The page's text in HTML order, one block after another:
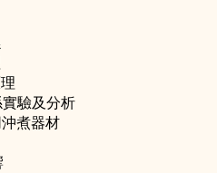
驗及分析
煮器材